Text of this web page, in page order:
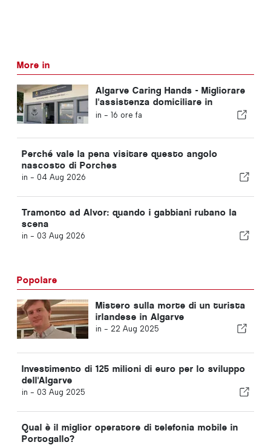
More in
Algarve Caring Hands - Migliorare
l'assistenza domiciliare in
Algarve
in - 16 ore fa
Perché vale la pena visitare questo angolo
nascosto di Porches
in - 04 Aug 2026
Tramonto ad Alvor: quando i gabbiani rubano la
scena
in - 03 Aug 2026
Popolare
Mistero sulla morte di un turista
irlandese in Algarve
in - 22 Aug 2025
Investimento di 125 milioni di euro per lo sviluppo
dell'Algarve
in - 03 Aug 2025
Qual è il miglior operatore di telefonia mobile in
Portogallo?